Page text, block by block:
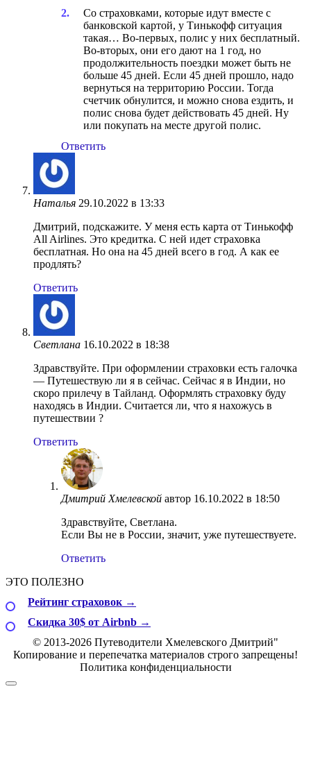
Со страховками, которые идут вместе с
банковской картой, у Тинькофф ситуация
такая… Во-первых, полис у них бесплатный.
Во-вторых, они его дают на 1 год, но
продолжительность поездки может быть не
больше 45 дней. Если 45 дней прошло, надо
вернуться на территорию России. Тогда
счетчик обнулится, и можно снова ездить, и
полис снова будет действовать 45 дней. Ну
или покупать на месте другой полис.
Ответить
Наталья 29.10.2022 в 13:33
Дмитрий, подскажите. У меня есть карта от Тинькофф
All Airlines. Это кредитка. С ней идет страховка
бесплатная. Но она на 45 дней всего в год. А как ее
продлять?
Ответить
Светлана 16.10.2022 в 18:38
Здравствуйте. При оформлении страховки есть галочка
— Путешествую ли я в сейчас. Сейчас я в Индии, но
скоро прилечу в Тайланд. Оформлять страховку буду
находясь в Индии. Считается ли, что я нахожусь в
путешествии ?
Ответить
Дмитрий Хмелевской автор 16.10.2022 в 18:50
Здравствуйте, Светлана.
Если Вы не в России, значит, уже путешествуете.
Ответить
ЭТО ПОЛЕЗНО
Рейтинг страховок →
Скидка 30$ от Airbnb →
© 2013-2026 Путеводители Хмелевского Дмитрий"
Копирование и перепечатка материалов строго запрещены!
Политика конфиденциальности